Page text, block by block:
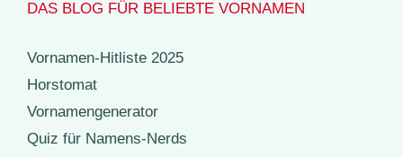
DAS BLOG FÜR BELIEBTE VORNAMEN
Vornamen-Hitliste 2025
Horstomat
Vornamengenerator
Quiz für Namens-Nerds